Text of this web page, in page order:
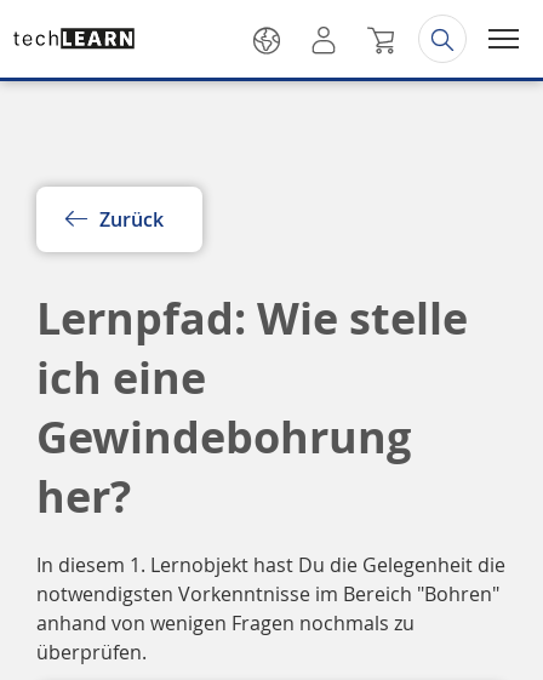
Zurück
Lernpfad: Wie stelle
ich eine
Gewindebohrung
her?
In diesem 1. Lernobjekt hast Du die Gelegenheit die
notwendigsten Vorkenntnisse im Bereich "Bohren"
anhand von wenigen Fragen nochmals zu
überprüfen.